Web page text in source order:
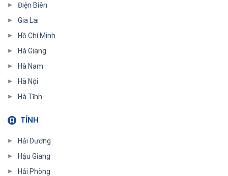
Điện Biên
Gia Lai
Hồ Chí Minh
Hà Giang
Hà Nam
Hà Nội
Hà Tĩnh
TỈNH
Hải Dương
Hậu Giang
Hải Phòng